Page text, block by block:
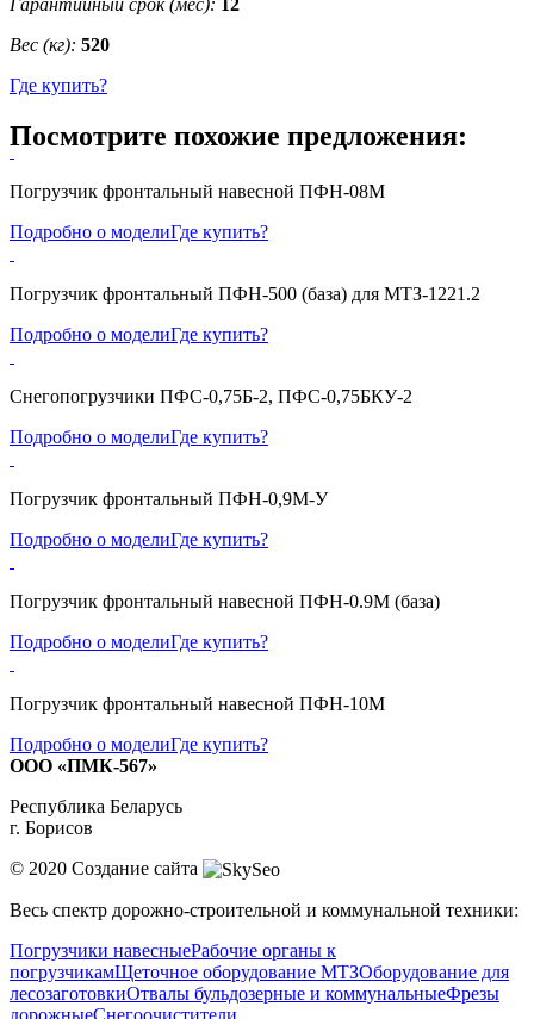
Гарантийный срок (мес): 12
Вес (кг): 520
Где купить?
Посмотрите похожие предложения:
Погрузчик фронтальный навесной ПФН-08М
Подробно о моделиГде купить?
Погрузчик фронтальный ПФН-500 (база) для МТЗ-1221.2
Подробно о моделиГде купить?
Снегопогрузчики ПФС-0,75Б-2, ПФС-0,75БКУ-2
Подробно о моделиГде купить?
Погрузчик фронтальный ПФН-0,9М-У
Подробно о моделиГде купить?
Погрузчик фронтальный навесной ПФН-0.9М (база)
Подробно о моделиГде купить?
Погрузчик фронтальный навесной ПФН-10М
Подробно о моделиГде купить?
ООО «ПМК-567»
Республика Беларусь
г. Борисов
© 2020 Создание сайта
Весь спектр дорожно-строительной и коммунальной техники:
Погрузчики навесныеРабочие органы к
погрузчикамЩеточное оборудование МТЗОборудование для
лесозаготовкиОтвалы бульдозерные и коммунальныеФрезы